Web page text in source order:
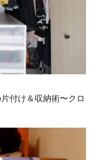
付け＆収納術〜クロ